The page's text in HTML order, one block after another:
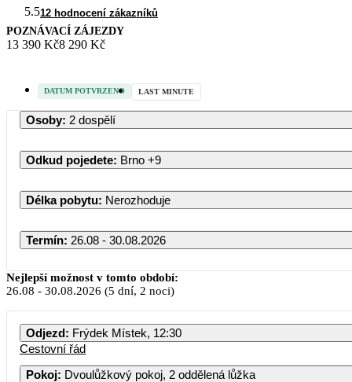
5.512 hodnocení zákazníků
POZNÁVACÍ ZÁJEZDY
13 390 Kč8 290 Kč
DATUM POTVRZENO LAST MINUTE
Osoby: 2 dospělí
Odkud pojedete: Brno +9
Délka pobytu: Nerozhoduje
Termín: 26.08 - 30.08.2026
Srpen
PO ÚT ST ČT
Nejlepší možnost v tomto období:
26.08 - 30.08.2026 (5 dní, 2 noci)
Odjezd: Frýdek Místek, 12:30
Cestovní řád
Pokoj: Dvoulůžkový pokoj, 2 oddělená lůžka